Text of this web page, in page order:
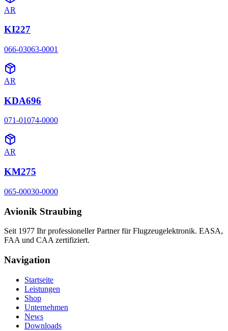
AR
KI227
066-03063-0001
AR
KDA696
071-01074-0000
AR
KM275
065-00030-0000
Avionik Straubing
Seit 1977 Ihr professioneller Partner für Flugzeugelektronik. EASA,
FAA und CAA zertifiziert.
Navigation
Startseite
Leistungen
Shop
Unternehmen
News
Downloads